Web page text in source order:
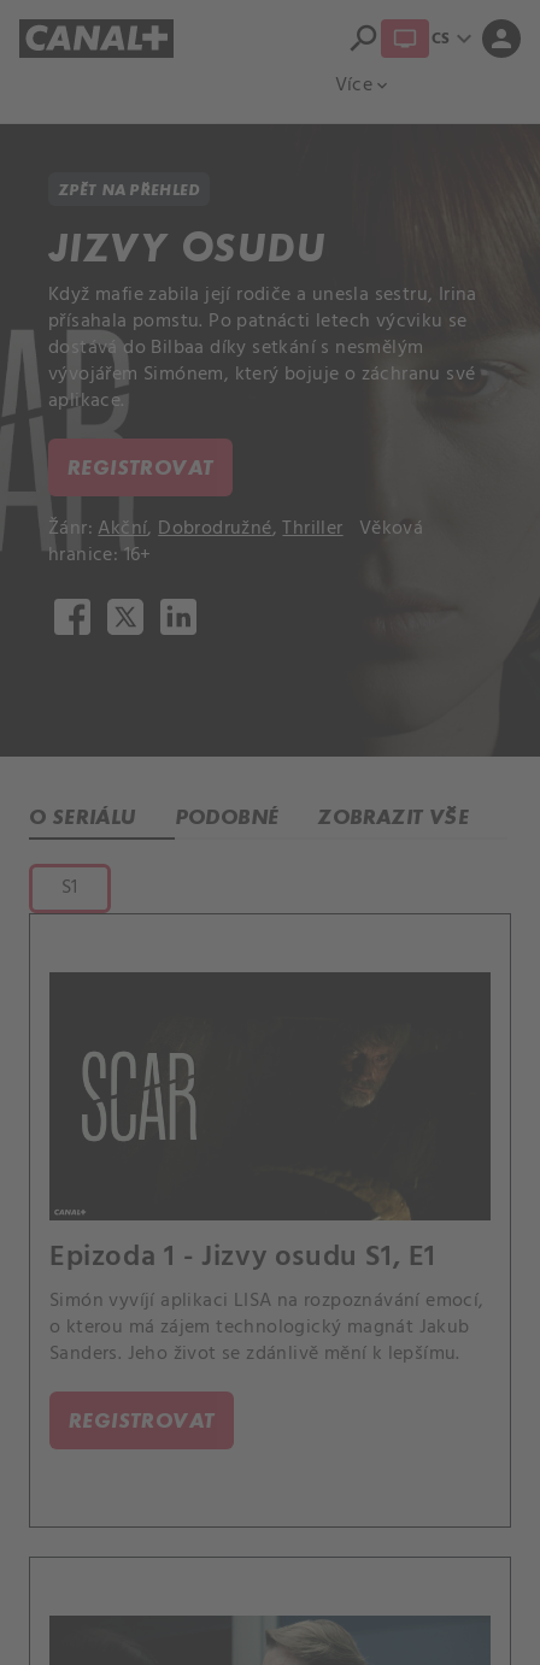
Více expand_more
search CS expand_more person
ZPĚT NA PŘEHLED
JIZVY OSUDU
Když mafie zabila její rodiče a unesla sestru, Irina
přísahala pomstu. Po patnácti letech výcviku se
dostává do Bilbaa díky setkání s nesmělým
vývojářem Simónem, který bojuje o záchranu své
aplikace.
REGISTROVAT
Žánr:Akční,Dobrodružné,Thriller Věková
hranice: 16+
O SERIÁLU PODOBNÉ ZOBRAZIT VŠE
S1
Epizoda 1 - Jizvy osudu S1, E1
Simón vyvíjí aplikaci LISA na rozpoznávání emocí,
o kterou má zájem technologický magnát Jakub
Sanders. Jeho život se zdánlivě mění k lepšímu.
REGISTROVAT